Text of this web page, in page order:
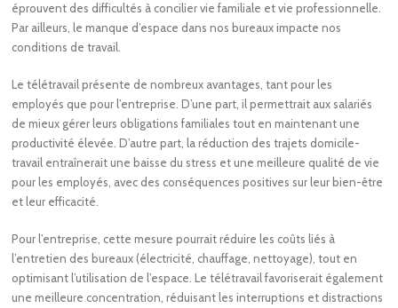
éprouvent des difficultés à concilier vie familiale et vie professionnelle.
Par ailleurs, le manque d’espace dans nos bureaux impacte nos
conditions de travail.
Le télétravail présente de nombreux avantages, tant pour les
employés que pour l’entreprise. D’une part, il permettrait aux salariés
de mieux gérer leurs obligations familiales tout en maintenant une
productivité élevée. D’autre part, la réduction des trajets domicile-
travail entraînerait une baisse du stress et une meilleure qualité de vie
pour les employés, avec des conséquences positives sur leur bien-être
et leur efficacité.
Pour l’entreprise, cette mesure pourrait réduire les coûts liés à
l’entretien des bureaux (électricité, chauffage, nettoyage), tout en
optimisant l’utilisation de l’espace. Le télétravail favoriserait également
une meilleure concentration, réduisant les interruptions et distractions